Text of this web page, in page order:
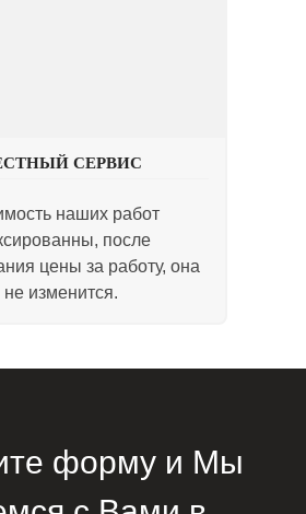
СЕРВИС
наших работ
после
цены за работу, она
не изменится.
форму и Мы